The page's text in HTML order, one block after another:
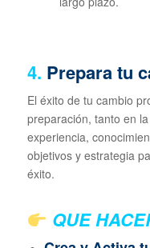
4. Prepara tu
El éxito de tu cambio
preparación, tanto en
experiencia,
objetivos y estrategia
éxito.
QUE